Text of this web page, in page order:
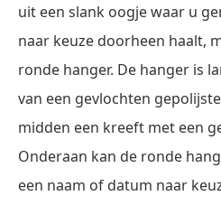
uit een slank oogje waar u
naar keuze doorheen haalt,
ronde hanger. De hanger is
van een gevlochten
midden een kreeft met een
Onderaan kan de ronde
een naam of datum naar